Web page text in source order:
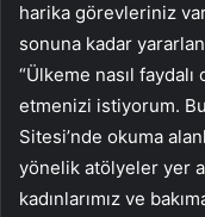
harika görevleriniz
sonuna kadar
“Ülkeme nasıl
etmenizi istiyorum.
Sitesi’nde okuma
yönelik atölyeler yer
kadınlarımız ve